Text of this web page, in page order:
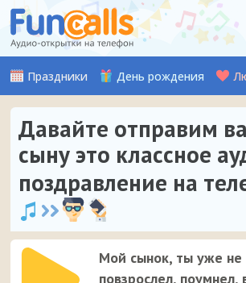
Праздники День рождения
Давайте отправим
сыну это классное
поздравление на
Мой сынок, ты уже не
повзрослел,